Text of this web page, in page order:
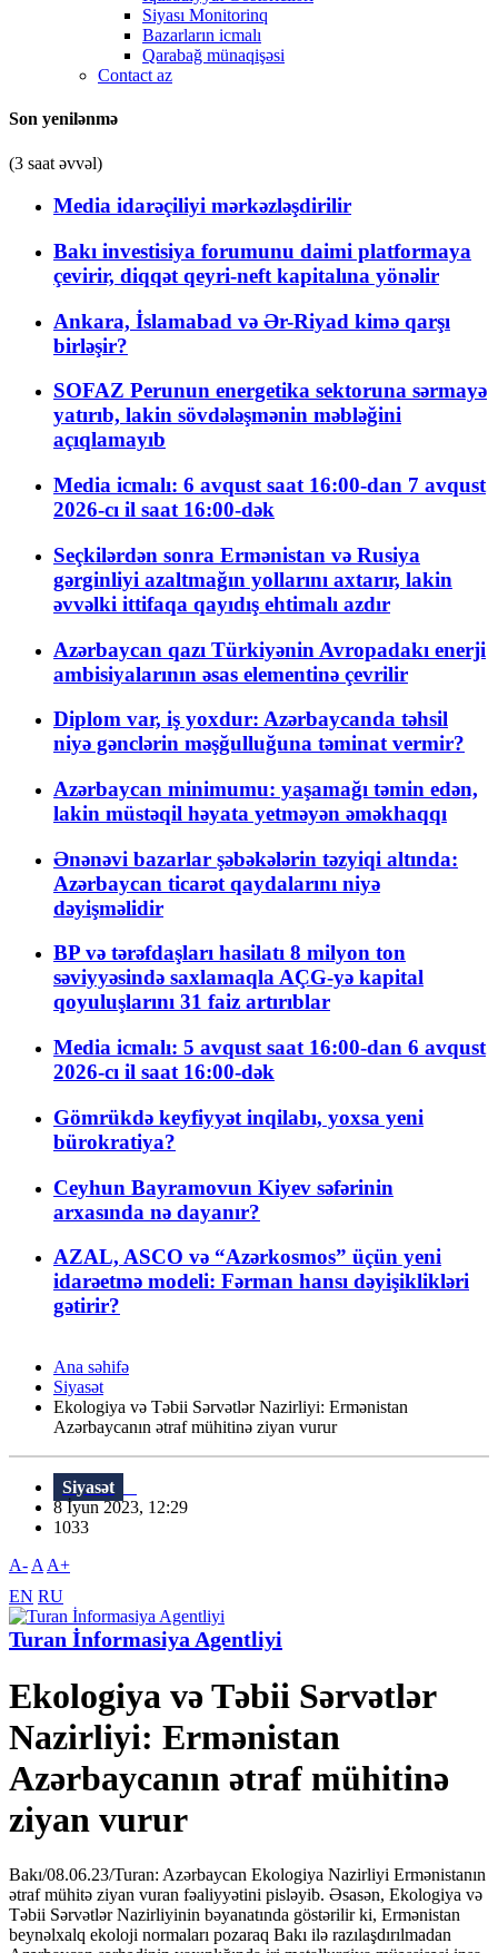
Siyası Monitorinq
Bazarların icmalı
Qarabağ münaqişəsi
Contact az
Son yenilənmə
(3 saat əvvəl)
Media idarəçiliyi mərkəzləşdirilir
Bakı investisiya forumunu daimi platformaya
çevirir, diqqət qeyri-neft kapitalına yönəlir
Ankara, İslamabad və Ər-Riyad kimə qarşı
birləşir?
SOFAZ Perunun energetika sektoruna sərmayə
yatırıb, lakin sövdələşmənin məbləğini
açıqlamayıb
Media icmalı: 6 avqust saat 16:00-dan 7 avqust
2026-cı il saat 16:00-dək
Seçkilərdən sonra Ermənistan və Rusiya
gərginliyi azaltmağın yollarını axtarır, lakin
əvvəlki ittifaqa qayıdış ehtimalı azdır
Azərbaycan qazı Türkiyənin Avropadakı enerji
ambisiyalarının əsas elementinə çevrilir
Diplom var, iş yoxdur: Azərbaycanda təhsil
niyə gənclərin məşğulluğuna təminat vermir?
Azərbaycan minimumu: yaşamağı təmin edən,
lakin müstəqil həyata yetməyən əməkhaqqı
Ənənəvi bazarlar şəbəkələrin təzyiqi altında:
Azərbaycan ticarət qaydalarını niyə
dəyişməlidir
BP və tərəfdaşları hasilatı 8 milyon ton
səviyyəsində saxlamaqla AÇG-yə kapital
qoyuluşlarını 31 faiz artırıblar
Media icmalı: 5 avqust saat 16:00-dan 6 avqust
2026-cı il saat 16:00-dək
Gömrükdə keyfiyyət inqilabı, yoxsa yeni
bürokratiya?
Ceyhun Bayramovun Kiyev səfərinin
arxasında nə dayanır?
AZAL, ASCO və “Azərkosmos” üçün yeni
idarəetmə modeli: Fərman hansı dəyişiklikləri
gətirir?
Ana səhifə
Siyasət
Ekologiya və Təbii Sərvətlər Nazirliyi: Ermənistan
Azərbaycanın ətraf mühitinə ziyan vurur
Siyasət
8 İyun 2023, 12:29
1033
A- A A+
EN RU
Turan İnformasiya Agentliyi
Ekologiya və Təbii Sərvətlər
Nazirliyi: Ermənistan
Azərbaycanın ətraf mühitinə
ziyan vurur
Bakı/08.06.23/Turan: Azərbaycan Ekologiya Nazirliyi Ermənistanın
ətraf mühitə ziyan vuran fəaliyyətini pisləyib. Əsasən, Ekologiya və
Təbii Sərvətlər Nazirliyinin bəyanatında göstərilir ki, Ermənistan
beynəlxalq ekoloji normaları pozaraq Bakı ilə razılaşdırılmadan